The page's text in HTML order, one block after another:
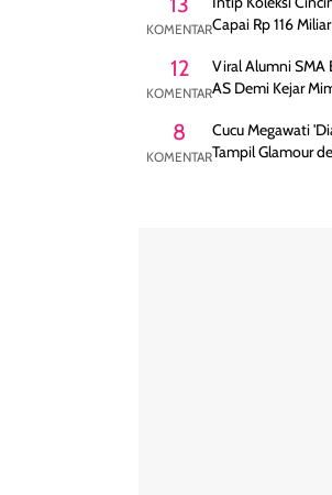
KOMENTARCapai Rp 116 Miliar
12
KOMENTAR
Viral Alumni SMA
AS Demi Kejar
8
KOMENTAR
Cucu Megawati
Tampil Glamour